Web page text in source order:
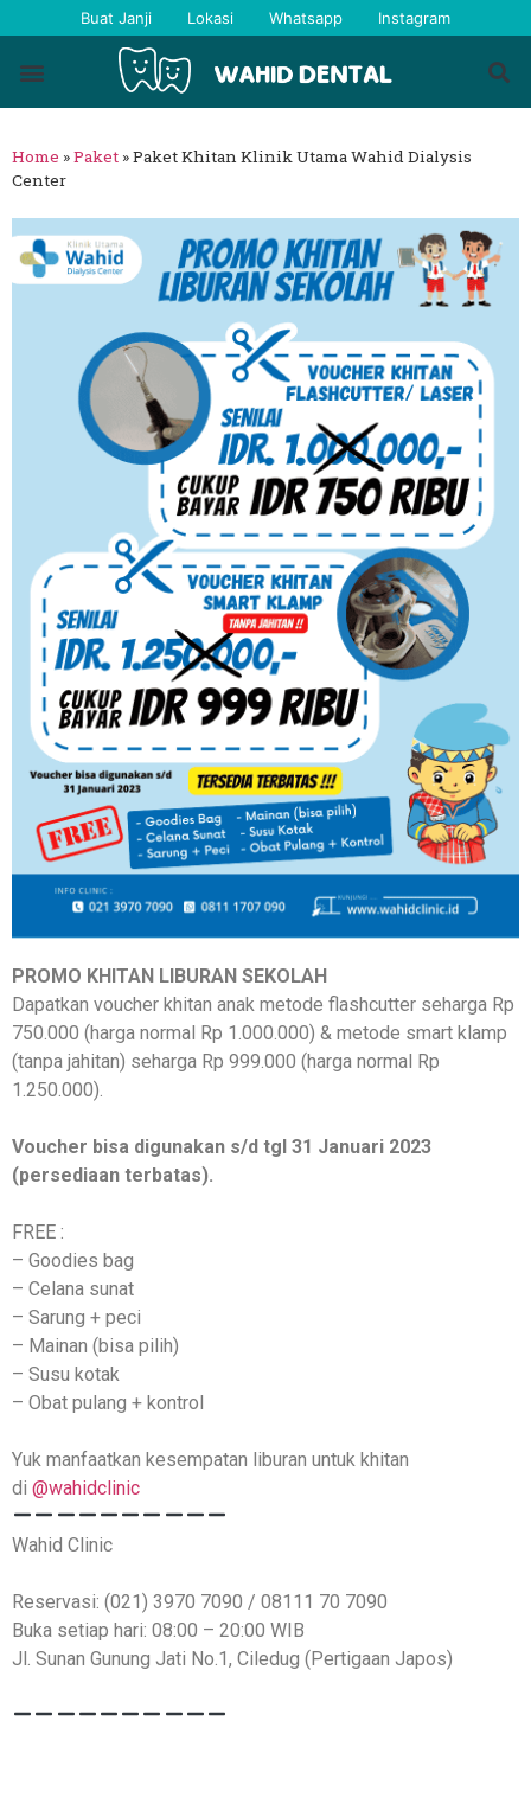
Buat Janji Lokasi Whatsapp Instagram
Home »Paket »Paket Khitan Klinik Utama Wahid Dialysis
Center
PROMO KHITAN LIBURAN SEKOLAH
Dapatkan voucher khitan anak metode flashcutter seharga Rp
750.000 (harga normal Rp 1.000.000) & metode smart klamp
(tanpa jahitan) seharga Rp 999.000 (harga normal Rp
1.250.000).
Voucher bisa digunakan s/d tgl 31 Januari 2023
(persediaan terbatas).
FREE :
– Goodies bag
– Celana sunat
– Sarung + peci
– Mainan (bisa pilih)
– Susu kotak
– Obat pulang + kontrol
Yuk manfaatkan kesempatan liburan untuk khitan
di @wahidclinic
Wahid Clinic
Reservasi: (021) 3970 7090 / 08111 70 7090
Buka setiap hari: 08:00 – 20:00 WIB
Jl. Sunan Gunung Jati No.1, Ciledug (Pertigaan Japos)